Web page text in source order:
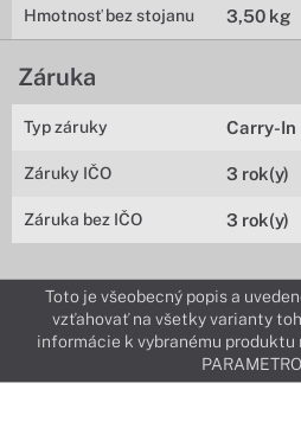
Hmotnosť bez stojanu 3,50 kg
Záruka
Typ záruky Carry-In
Záruky IČO 3 rok(y)
Záruka bez IČO 3 rok(y)
Toto je všeobecný popis a
vzťahovať na všetky varianty
informácie k vybranému produktu